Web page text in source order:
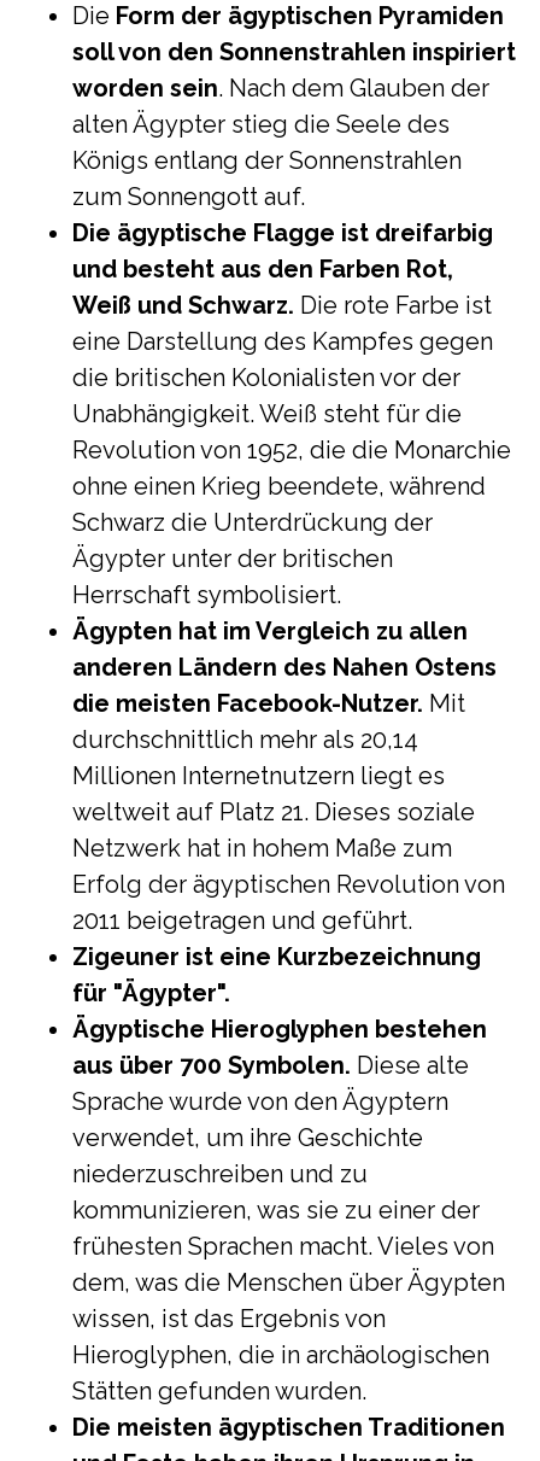
Die Form der ägyptischen Pyramiden
soll von den Sonnenstrahlen inspiriert
worden sein. Nach dem Glauben der
alten Ägypter stieg die Seele des
Königs entlang der Sonnenstrahlen
zum Sonnengott auf.
Die ägyptische Flagge ist dreifarbig
und besteht aus den Farben Rot,
Weiß und Schwarz. Die rote Farbe ist
eine Darstellung des Kampfes gegen
die britischen Kolonialisten vor der
Unabhängigkeit. Weiß steht für die
Revolution von 1952, die die Monarchie
ohne einen Krieg beendete, während
Schwarz die Unterdrückung der
Ägypter unter der britischen
Herrschaft symbolisiert.
Ägypten hat im Vergleich zu allen
anderen Ländern des Nahen Ostens
die meisten Facebook-Nutzer. Mit
durchschnittlich mehr als 20,14
Millionen Internetnutzern liegt es
weltweit auf Platz 21. Dieses soziale
Netzwerk hat in hohem Maße zum
Erfolg der ägyptischen Revolution von
2011 beigetragen und geführt.
Zigeuner ist eine Kurzbezeichnung
für "Ägypter".
Ägyptische Hieroglyphen bestehen
aus über 700 Symbolen. Diese alte
Sprache wurde von den Ägyptern
verwendet, um ihre Geschichte
niederzuschreiben und zu
kommunizieren, was sie zu einer der
frühesten Sprachen macht. Vieles von
dem, was die Menschen über Ägypten
wissen, ist das Ergebnis von
Hieroglyphen, die in archäologischen
Stätten gefunden wurden.
Die meisten ägyptischen Traditionen